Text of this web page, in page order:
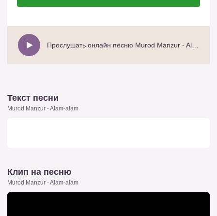
Текст песни
Murod Manzur - Alam-alam
Клип на песню
Murod Manzur - Alam-alam